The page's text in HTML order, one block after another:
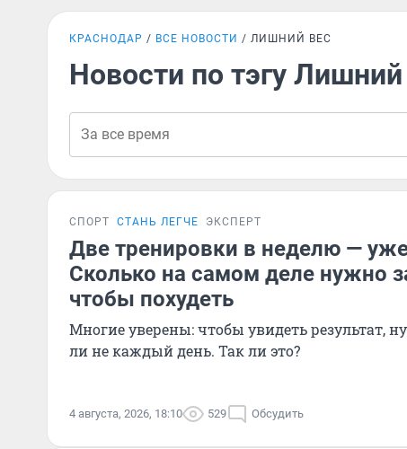
КРАСНОДАР ВСЕ НОВОСТИ ЛИШНИЙ ВЕС
Новости по тэгу Лишний
СПОРТ СТАНЬ ЛЕГЧЕ ЭКСПЕРТ
Две тренировки в неделю —
Сколько на самом деле нужно
чтобы похудеть
Многие уверены: чтобы увидеть результат,
ли не каждый день. Так ли это?
4 августа, 2026, 18:10 529 Обсудить